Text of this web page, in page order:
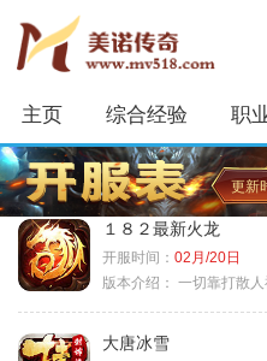
主页 综合经验 职
更新
１８２最新火龙
开服时间： 02月/20日
版本介绍： 一切靠打散
大唐冰雪